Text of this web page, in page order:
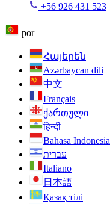
+56 926 431 523
por
Հայերեն
Azərbaycan dili
中文
Français
ქართული
हिन्दी
Bahasa Indonesia
עברית
Italiano
日本語
Қазақ тілі